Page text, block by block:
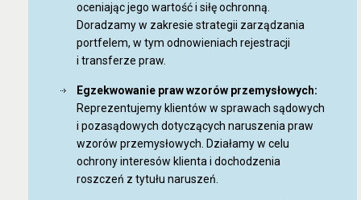
oceniając jego wartość i siłę ochronną.
Doradzamy w zakresie strategii zarządzania
portfelem, w tym odnowieniach rejestracji
i transferze praw.
Egzekwowanie praw wzorów przemysłowych:
Reprezentujemy klientów w sprawach sądowych
i pozasądowych dotyczących naruszenia praw
wzorów przemysłowych. Działamy w celu
ochrony interesów klienta i dochodzenia
roszczeń z tytułu naruszeń.